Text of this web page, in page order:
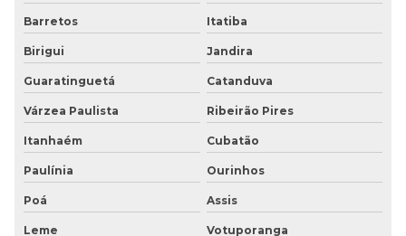
Piso tátil concreto 25x25
Piso tátil concreto preço
Piso tátil concreto sp
Piso tátil para deficientes visuais
Piso tátil direcional
Piso tátil direcional e de alerta
Barretos Itatiba
Birigui Jandira
Guaratinguetá Catanduva
Várzea Paulista Ribeirão Pires
Itanhaém Cubatão
Paulínia Ourinhos
Poá Assis
Leme Votuporanga